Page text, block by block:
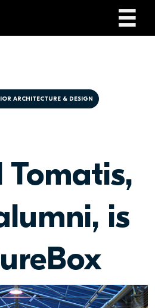
ARCHITECTURE & DESIGN
Tomatis,
is